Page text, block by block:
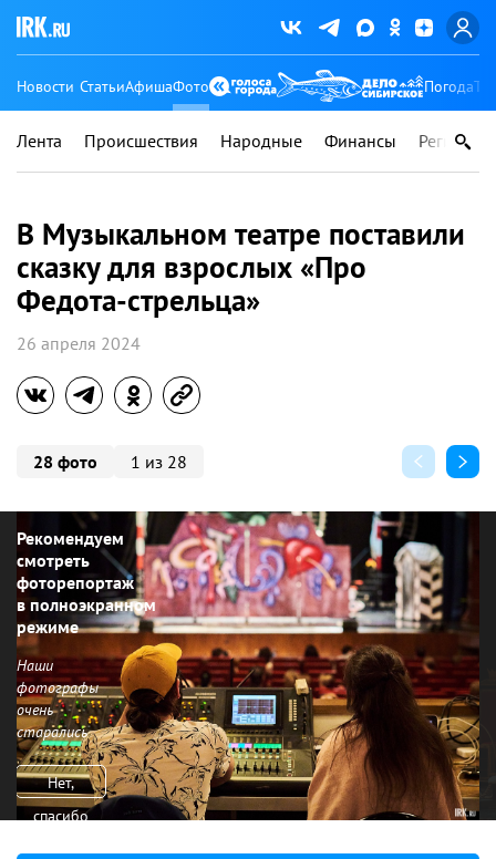
Новости СтатьиАфишаФото Погода
Лента Происшествия Народные Финансы Регионы
В Музыкальном театре поставили
сказку для взрослых «Про
Федота-стрельца»
26 апреля 2024
28 фото 1 из 28
Рекомендуем
смотреть
фоторепортаж
в полноэкранном
режиме
Наши
фотографы
очень
старались
Нет,
спасибо